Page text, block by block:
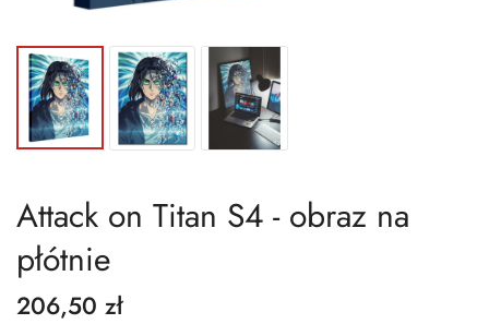
Attack on Titan S4 - obraz na
płótnie
206,50 zł